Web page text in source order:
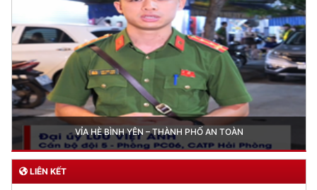
VỈA HÈ BÌNH YÊN – THÀNH PHỐ AN TOÀN
LIÊN KẾT